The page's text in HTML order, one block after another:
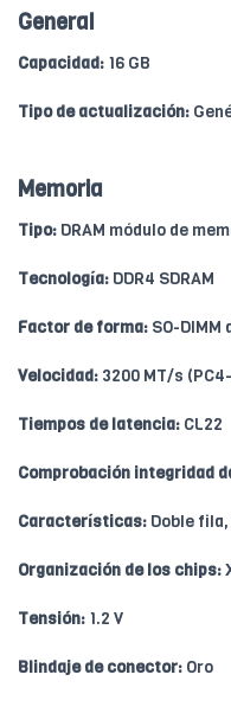
General
Capacidad: 16 GB
Tipo de actualización:
Memoria
Tipo: DRAM módulo de
Tecnología: DDR4 SDRAM
Factor de forma: SO-
Velocidad: 3200 MT/s
Tiempos de latencia: CL22
Comprobación integridad
Características: Doble
Organización de los chips:
Tensión: 1.2 V
Blindaje de conector: Oro